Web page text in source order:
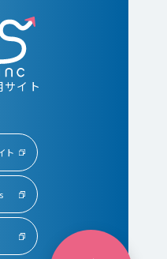
イト
ト